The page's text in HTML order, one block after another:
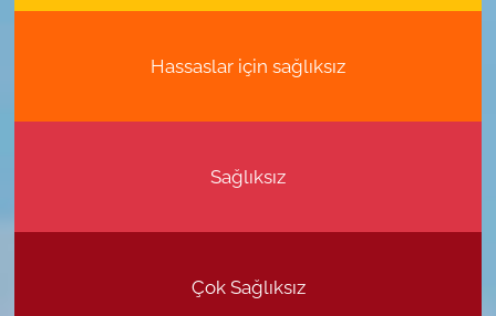
Hassaslar için sağlıksız
Sağlıksız
Çok Sağlıksız